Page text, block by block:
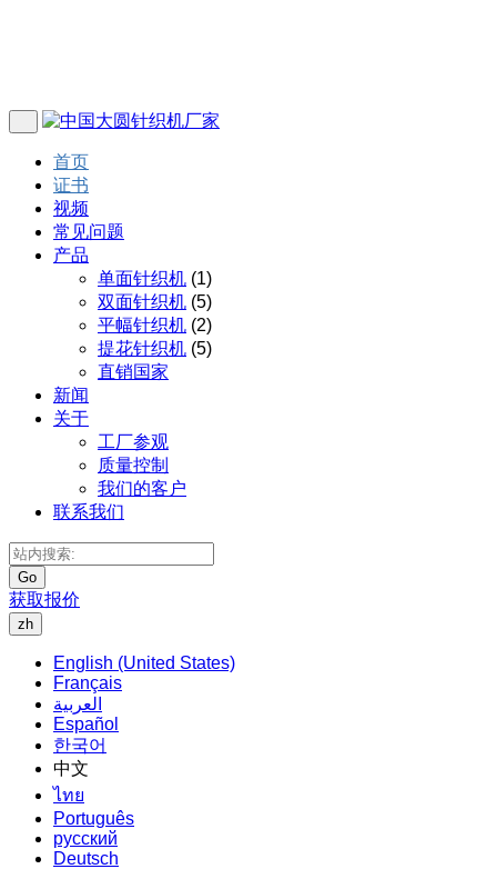
首页
证书
视频
常见问题
产品
单面针织机 (1)
双面针织机 (5)
平幅针织机 (2)
提花针织机 (5)
直销国家
新闻
关于
工厂参观
质量控制
我们的客户
联系我们
Go
获取报价
zh
English (United States)
Français
العربية
Español
한국어
中文
ไทย
Português
русский
Deutsch